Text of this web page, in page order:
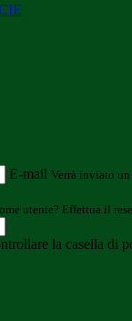
E-mail Verrà inviato
utente? Effettua il
la casella di